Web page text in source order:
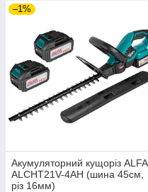
–1%
Акумуляторний кущоріз ALFA
ALCHT21V-4AH (шина 45см,
різ 16мм)